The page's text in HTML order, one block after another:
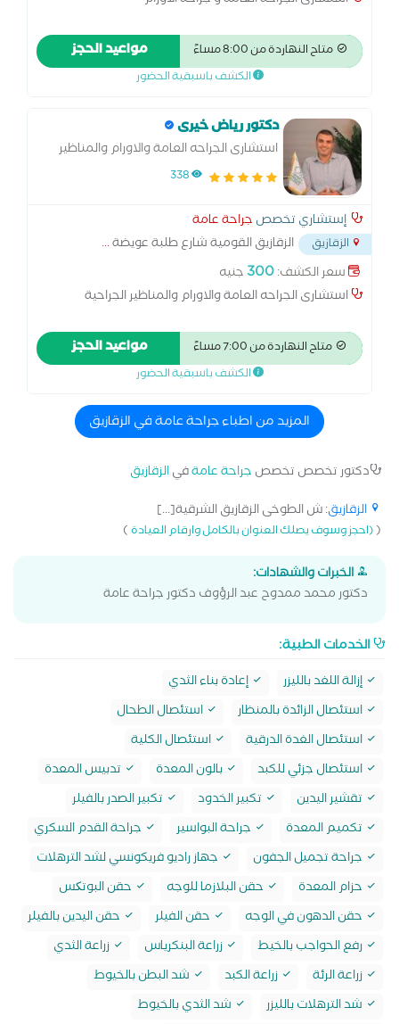
متاح النهاردة من 8:00 مساءً مواعيد الحجز
الكشف باسبقية الحضور
دكتور رياض خيرى
استشارى الجراحه العامة والاورام والمناظير
الجراحية
338
إستشاري تخصص جراحة عامة
الزقازيق الزقازيق القومية شارع طلبة عويضة...
سعر الكشف:300 جنيه
استشارى الجراحه العامة والاورام والمناظير الجراحية
متاح النهاردة من 7:00 مساءً مواعيد الحجز
الكشف باسبقية الحضور
المزيد من اطباء جراحة عامة في الزقازيق
دكتور تخصص تخصص جراحة عامةفيالزقازيق
الزقازيق: ش الطوخى الزقازيق الشرقية[...]
((احجز وسوف يصلك العنوان بالكامل وارقام العيادة)
الخبرات والشهادات:
دكتور محمد ممدوح عبد الرؤوف دكتور جراحة عامة
الخدمات الطبية:
إزالة اللغد بالليزر
إعادة بناء الثدي
استئصال الزائدة بالمنظار
استئصال الطحال
استئصال الغدة الدرقية
استئصال الكلية
استئصال جزئي للكبد
بالون المعدة
تدبيس المعدة
تقشير اليدين
تكبير الخدود
تكبير الصدر بالفيلر
تكميم المعدة
جراحة البواسير
جراحة القدم السكري
جراحة تجميل الجفون
جهاز راديو فريكونسي لشد الترهلات
حزام المعدة
حقن البلازما للوجه
حقن البوتکس
حقن الدهون في الوجه
حقن الفيلر
حقن اليدين بالفيلر
رفع الحواجب بالخيط
زراعة البنكرياس
زراعة الثدي
زراعة الرئة
زراعة الكبد
شد البطن بالخيوط
شد الترهلات بالليزر
شد الثدي بالخيوط